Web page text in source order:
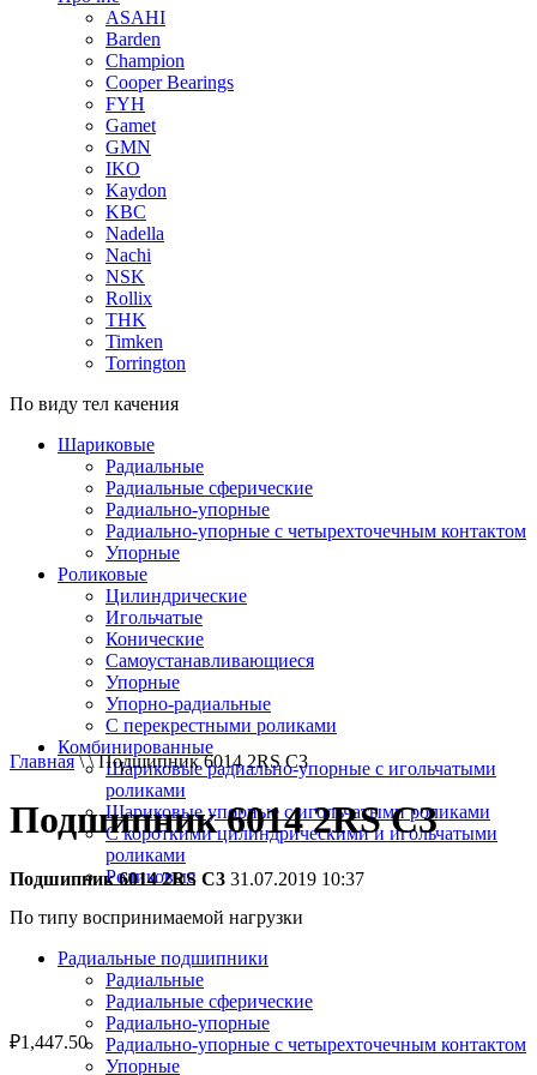
ASAHI
Barden
Champion
Cooper Bearings
FYH
Gamet
GMN
IKO
Kaydon
KBC
Nadella
Nachi
NSK
Rollix
THK
Timken
Torrington
По виду тел качения
Шариковые
Радиальные
Радиальные сферические
Радиально-упорные
Радиально-упорные с четырехточечным контактом
Упорные
Роликовые
Цилиндрические
Игольчатые
Конические
Самоустанавливающиеся
Упорные
Упорно-радиальные
C перекрестными роликами
Комбинированные
Шариковые радиально-упорные с игольчатыми
роликами
Шариковые упорные с игольчатыми роликами
С короткими цилиндрическими и игольчатыми
роликами
Роликовые
По типу воспринимаемой нагрузки
Радиальные подшипники
Радиальные
Радиальные сферические
Радиально-упорные
Радиально-упорные с четырехточечным контактом
Упорные
Главная\ \ Подшипник 6014 2RS C3
Подшипник 6014 2RS C3
Подшипник 6014 2RS C3 31.07.2019 10:37
₽1,447.50